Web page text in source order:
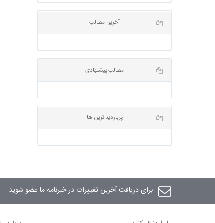
آخرین مطالب
مطالب پیشنهادی
پربازدید ترین ها
برای دریافت آخرین تغییرات در خبرنامه ما عضو شوید